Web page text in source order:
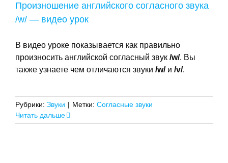
Произношение английского согласного звука
/w/ — видео урок
В видео уроке показывается как правильно
произносить английской согласный звук /w/. Вы
также узнаете чем отличаются звуки /w/и /v/.
Рубрики: Звуки | Метки: Согласные звуки
Читать дальше